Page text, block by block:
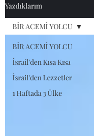
Yazdıklarım
BİR ACEMİ YOLCU
İsrail'den Kısa Kısa
İsrail'den Lezzetler
1 Haftada 3 Ülke
BİR ACEMİ YOLCU